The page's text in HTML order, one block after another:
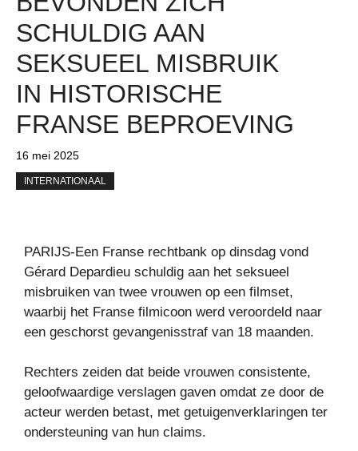
SCHULDIG AAN
SEKSUEEL MISBRUIK
IN HISTORISCHE
FRANSE BEPROEVING
16 mei 2025
INTERNATIONAAL
PARIJS-Een Franse rechtbank op dinsdag vond
Gérard Depardieu schuldig aan het seksueel
misbruiken van twee vrouwen op een filmset,
waarbij het Franse filmicoon werd veroordeld naar
een geschorst gevangenisstraf van 18 maanden.
Rechters zeiden dat beide vrouwen consistente,
geloofwaardige verslagen gaven omdat ze door de
acteur werden betast, met getuigenverklaringen ter
ondersteuning van hun claims.